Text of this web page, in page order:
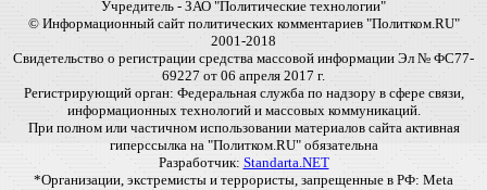
Учредитель - ЗАО "Политические технологии"
© Информационный сайт политических комментариев "Политком.RU"
2001-2018
Свидетельство о регистрации средства массовой информации Эл № ФС77-
69227 от 06 апреля 2017 г.
Регистрирующий орган: Федеральная служба по надзору в сфере связи,
информационных технологий и массовых коммуникаций.
При полном или частичном использовании материалов сайта активная
гиперссылка на "Политком.RU" обязательна
Разработчик: Standarta.NET
*Организации, экстремисты и террористы, запрещенные в РФ: Meta